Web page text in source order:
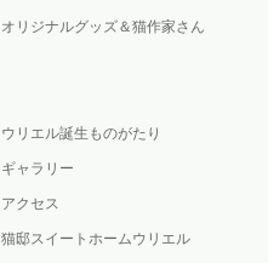
オリジナルグッズ＆猫作家さん
ウリエル誕生ものがたり
ギャラリー
アクセス
猫邸スイートホームウリエル